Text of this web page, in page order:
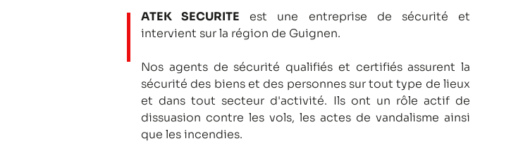
ATEK SECURITE est une entreprise de sécurité et
intervient sur la région de Guignen.
Nos agents de sécurité qualifiés et certifiés assurent la
sécurité des biens et des personnes sur tout type de lieux
et dans tout secteur d'activité. Ils ont un rôle actif de
dissuasion contre les vols, les actes de vandalisme ainsi
que les incendies.